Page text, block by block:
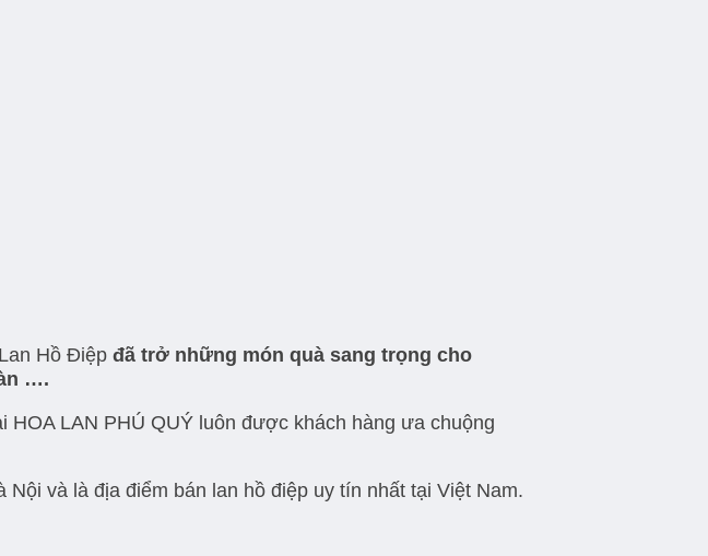
Hồ Điệp đã trở những món quà sang trọng cho
….
LAN PHÚ QUÝ luôn được khách hàng ưa chuộng
và là địa điểm bán lan hồ điệp uy tín nhất tại Việt Nam.